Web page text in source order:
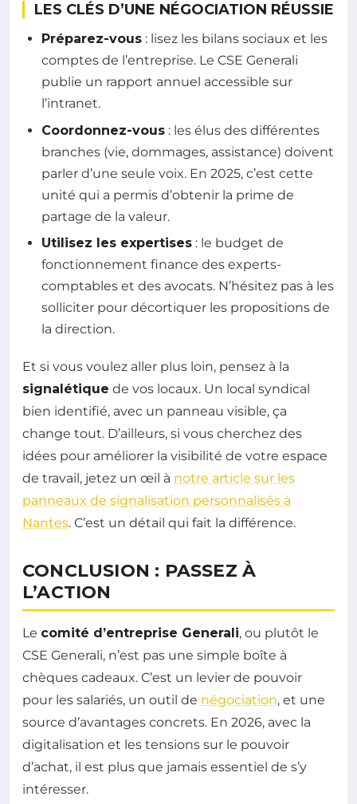
LES CLÉS D’UNE NÉGOCIATION RÉUSSIE
Préparez-vous : lisez les bilans sociaux et les
comptes de l’entreprise. Le CSE Generali
publie un rapport annuel accessible sur
l’intranet.
Coordonnez-vous : les élus des différentes
branches (vie, dommages, assistance) doivent
parler d’une seule voix. En 2025, c’est cette
unité qui a permis d’obtenir la prime de
partage de la valeur.
Utilisez les expertises : le budget de
fonctionnement finance des experts-
comptables et des avocats. N’hésitez pas à les
solliciter pour décortiquer les propositions de
la direction.
Et si vous voulez aller plus loin, pensez à la
signalétique de vos locaux. Un local syndical
bien identifié, avec un panneau visible, ça
change tout. D’ailleurs, si vous cherchez des
idées pour améliorer la visibilité de votre espace
de travail, jetez un œil à notre article sur les
panneaux de signalisation personnalisés à
Nantes. C’est un détail qui fait la différence.
CONCLUSION : PASSEZ À
L’ACTION
Le comité d’entreprise Generali, ou plutôt le
CSE Generali, n’est pas une simple boîte à
chèques cadeaux. C’est un levier de pouvoir
pour les salariés, un outil de négociation, et une
source d’avantages concrets. En 2026, avec la
digitalisation et les tensions sur le pouvoir
d’achat, il est plus que jamais essentiel de s’y
intéresser.